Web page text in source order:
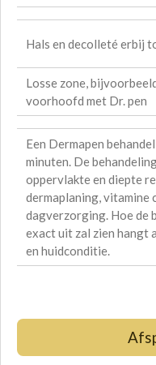
Hals en decolleté erbij
Losse zone,
voorhoofd met Dr. pen
Een Dermapen
minuten. De
oppervlakte en diepte
dermaplaning, vitamine
dagverzorging. Hoe de
exact uit zal zien hangt
en huidconditie.